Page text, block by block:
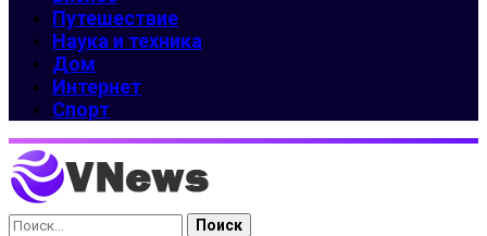
Путешествие
Наука и техника
Дом
Интернет
Спорт
Найти: